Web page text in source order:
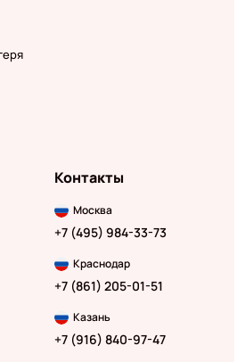
Контакты
Москва
+7 (495) 984-33-73
Краснодар
+7 (861) 205-01-51
Казань
+7 (916) 840-97-47